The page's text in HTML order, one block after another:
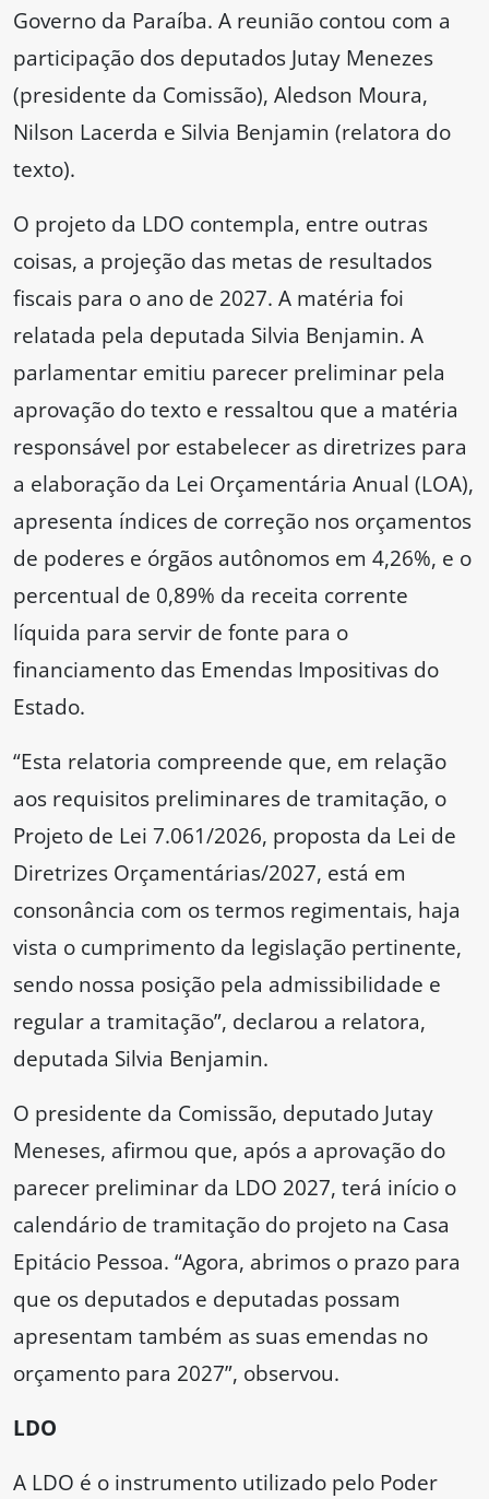
Governo da Paraíba. A reunião contou com a
participação dos deputados Jutay Menezes
(presidente da Comissão), Aledson Moura,
Nilson Lacerda e Silvia Benjamin (relatora do
texto).
O projeto da LDO contempla, entre outras
coisas, a projeção das metas de resultados
fiscais para o ano de 2027. A matéria foi
relatada pela deputada Silvia Benjamin. A
parlamentar emitiu parecer preliminar pela
aprovação do texto e ressaltou que a matéria
responsável por estabelecer as diretrizes para
a elaboração da Lei Orçamentária Anual (LOA),
apresenta índices de correção nos orçamentos
de poderes e órgãos autônomos em 4,26%, e o
percentual de 0,89% da receita corrente
líquida para servir de fonte para o
financiamento das Emendas Impositivas do
Estado.
“Esta relatoria compreende que, em relação
aos requisitos preliminares de tramitação, o
Projeto de Lei 7.061/2026, proposta da Lei de
Diretrizes Orçamentárias/2027, está em
consonância com os termos regimentais, haja
vista o cumprimento da legislação pertinente,
sendo nossa posição pela admissibilidade e
regular a tramitação”, declarou a relatora,
deputada Silvia Benjamin.
O presidente da Comissão, deputado Jutay
Meneses, afirmou que, após a aprovação do
parecer preliminar da LDO 2027, terá início o
calendário de tramitação do projeto na Casa
Epitácio Pessoa. “Agora, abrimos o prazo para
que os deputados e deputadas possam
apresentam também as suas emendas no
orçamento para 2027”, observou.
LDO
A LDO é o instrumento utilizado pelo Poder